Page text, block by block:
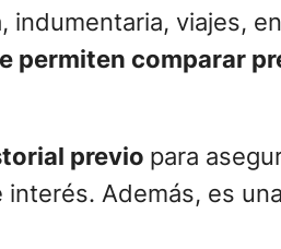
viajes,
permiten comparar
previo para
Además, es